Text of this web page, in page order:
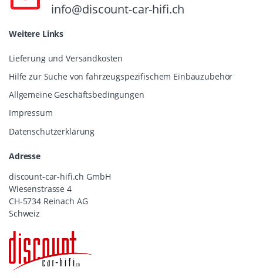
info@discount-car-hifi.ch
Weitere Links
Lieferung und Versandkosten
Hilfe zur Suche von fahrzeugspezifischem Einbauzubehör
Allgemeine Geschäftsbedingungen
Impressum
Datenschutzerklärung
Adresse
discount-car-hifi.ch GmbH
Wiesenstrasse 4
CH-5734 Reinach AG
Schweiz